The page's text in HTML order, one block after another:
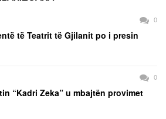
0
të Teatrit të Gjilanit po i presin
0
“Kadri Zeka” u mbajtën provimet